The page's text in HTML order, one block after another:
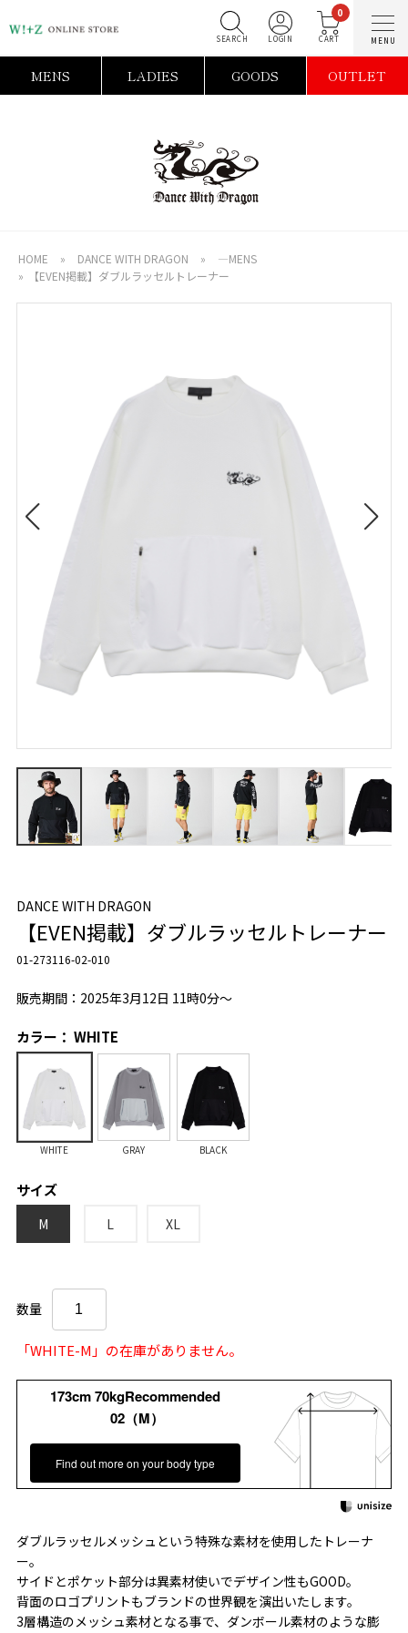
0
MENS LADIES GOODS OUTLET
HOME » DANCE WITH DRAGON »
―MENS
»
【EVEN掲載】ダブルラッセルトレーナー
DANCE WITH DRAGON
【EVEN掲載】ダブルラッセルトレーナー
01-273116-02-010
販売期間：2025年3月12日 11時0分～
カラー： WHITE
WHITE GRAY BLACK
サイズ
M L XL
数量
「WHITE-M」の在庫がありません。
173cm 70kgRecommended
02（M）
Find out more on your body type
ダブルラッセルメッシュという特殊な素材を使用したトレーナ
ー。
サイドとポケット部分は異素材使いでデザイン性もGOOD。
背面のロゴプリントもブランドの世界観を演出いたします。
3層構造のメッシュ素材となる事で、ダンボール素材のような膨